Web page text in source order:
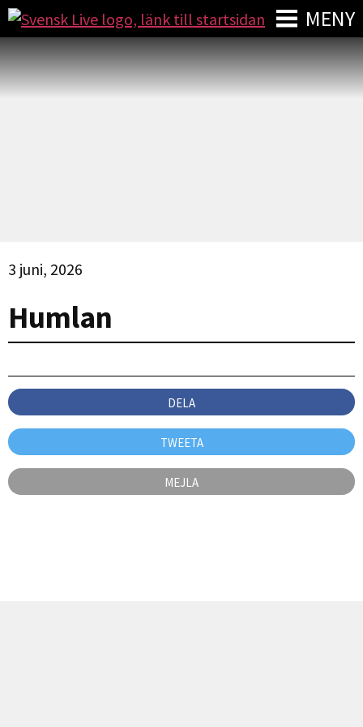
MENY
3 juni, 2026
Humlan
DELA
TWEETA
MEJLA